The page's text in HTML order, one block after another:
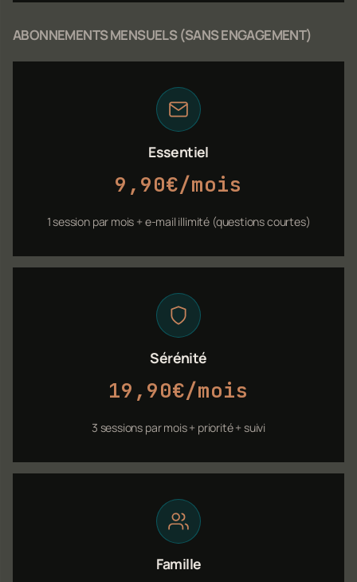
ABONNEMENTS MENSUELS (SANS ENGAGEMENT)
Essentiel
9,90€/mois
1 session par mois + e-mail illimité (questions courtes)
Sérénité
19,90€/mois
3 sessions par mois + priorité + suivi
Famille